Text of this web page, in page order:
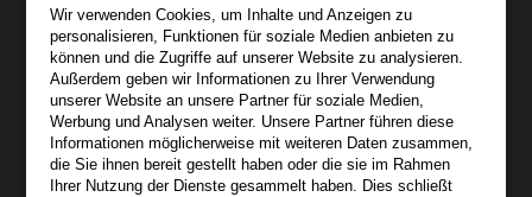
audiooo.net
Lindenthaler Straße 15
04155 Leipzig
Wir sind gerne für Sie persönlich da.
Über audiooo.net
Wir verwenden Cookies, um Inhalte und Anzeigen zu
personalisieren, Funktionen für soziale Medien anbieten zu
können und die Zugriffe auf unserer Website zu analysieren.
Außerdem geben wir Informationen zu Ihrer Verwendung
unserer Website an unsere Partner für soziale Medien,
Werbung und Analysen weiter. Unsere Partner führen diese
Informationen möglicherweise mit weiteren Daten zusammen,
die Sie ihnen bereit gestellt haben oder die sie im Rahmen
Ihrer Nutzung der Dienste gesammelt haben. Dies schließt